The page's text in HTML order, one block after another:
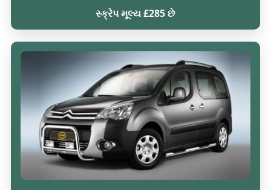
સ્ક્રેપ મૂલ્ય £285 છે